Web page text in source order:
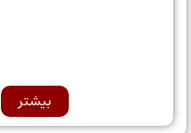
بیشتر